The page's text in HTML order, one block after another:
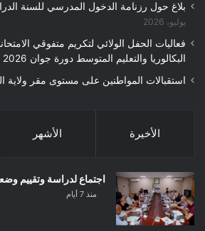
بلاغ حول رزنامة الدخول المدرسي للسنة الدراسية
يوليو، 2026
فعاليات الحفل الولائي لتكريم متفوقي
البكالوريا والتعليم المتوسط دورة جوان 2026
استقبالات المواطنين على مستوى مقر ولاية
الأخيرة الأشهر
اجتماع لدراسة وتقييم
منذ 7 أيام